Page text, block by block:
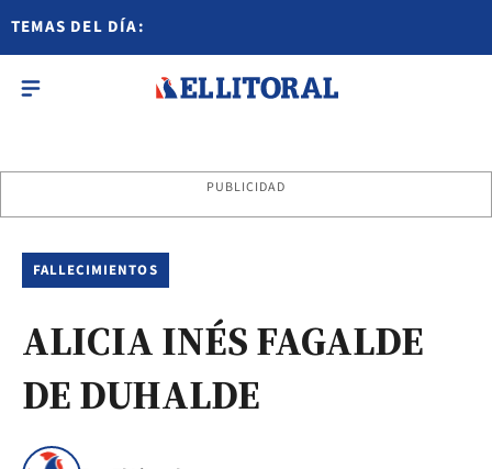
TEMAS DEL DÍA:
PUBLICIDAD
FALLECIMIENTOS
ALICIA INÉS FAGALDE
DE DUHALDE